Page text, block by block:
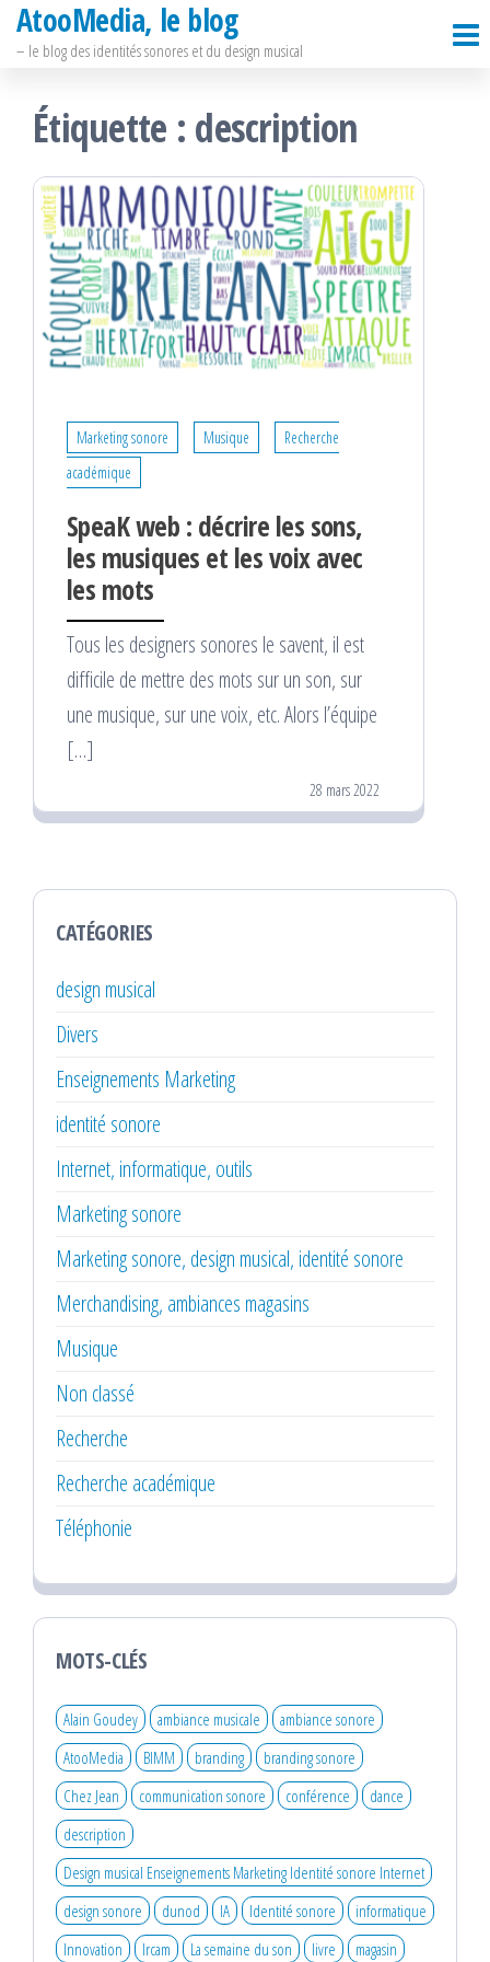
Passer
AtooMedia, le blog
– le blog des identités sonores et du design musical
Étiquette : description
Marketing sonore Musique
Recherche
académique
SpeaK web : décrire les sons,
les musiques et les voix avec
les mots
Tous les designers sonores le savent, il est
difficile de mettre des mots sur un son, sur
une musique, sur une voix, etc. Alors l’équipe
[…]
28 mars 2022
CATÉGORIES
design musical
Divers
Enseignements Marketing
identité sonore
Internet, informatique, outils
Marketing sonore
Marketing sonore, design musical, identité sonore
Merchandising, ambiances magasins
Musique
Non classé
Recherche
Recherche académique
Téléphonie
MOTS-CLÉS
Alain Goudey ambiance musicale
ambiance sonore
AtooMedia
BIMM branding
branding sonore
Chez Jean
communication sonore conférence
dance
description
Design musical Enseignements Marketing Identité sonore Internet
design sonore
dunod IA Identité sonore
informatique
Innovation
Ircam La semaine du son livre magasin